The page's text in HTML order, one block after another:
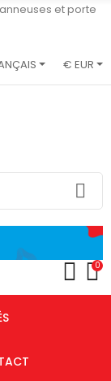
et porte
€ EUR
0